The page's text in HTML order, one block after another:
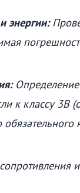
энергии:
Определение
к классу 3B